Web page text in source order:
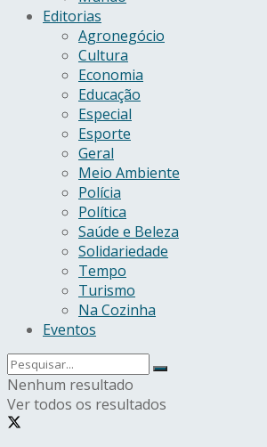
Editorias
Agronegócio
Cultura
Economia
Educação
Especial
Esporte
Geral
Meio Ambiente
Polícia
Política
Saúde e Beleza
Solidariedade
Tempo
Turismo
Na Cozinha
Eventos
Nenhum resultado
Ver todos os resultados